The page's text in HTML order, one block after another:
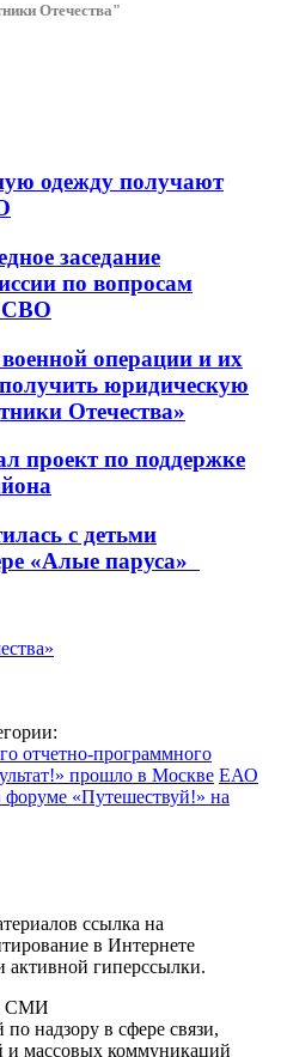
Отечества"
одежду получают
заседание
по вопросам
СВО
операции и их
юридическую
Отечества»
проект по поддержке
с детьми
«Алые паруса»
отчетно-программного
прошло в Москве ЕАО
форуме «Путешествуй!» на
ссылка на
в Интернете
активной гиперссылки.
СМИ
надзору в сфере связи,
массовых коммуникаций